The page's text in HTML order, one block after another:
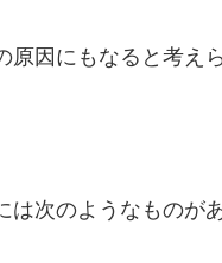
原因にもなると考え
次のようなものが